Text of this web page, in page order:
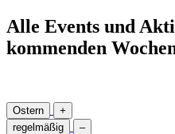
Alle Events und
kommenden
Ostern
+
regelmäßig
–